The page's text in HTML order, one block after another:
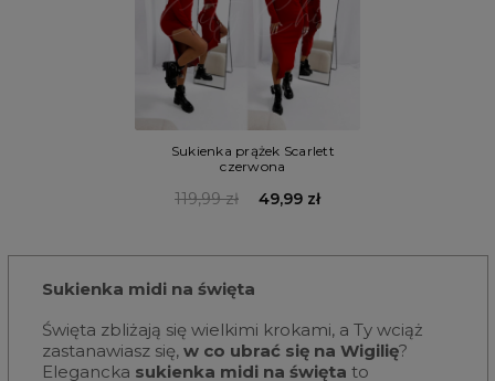
Sukienka prążek Scarlett
czerwona
119,99 zł 49,99 zł
Sukienka midi na święta
Święta zbliżają się wielkimi krokami, a Ty wciąż
zastanawiasz się, w co ubrać się na Wigilię?
Elegancka sukienka midi na święta to